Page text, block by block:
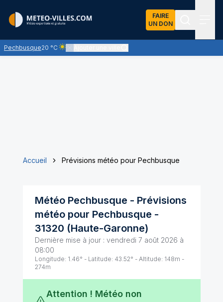
FAIRE
UN DON
Pechbusque20 °C
Ciel clair - quasiment pas de nuages et un soleil
Accueil Prévisions météo pour Pechbusque
Météo Pechbusque - Prévisions
météo pour Pechbusque -
31320 (Haute-Garonne)
Dernière mise à jour : vendredi 7 août 2026 à
08:00
Longitude: 1.46° - Latitude: 43.52° - Altitude: 148m -
274m
Attention ! Météo non